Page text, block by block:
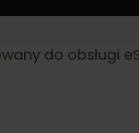
z